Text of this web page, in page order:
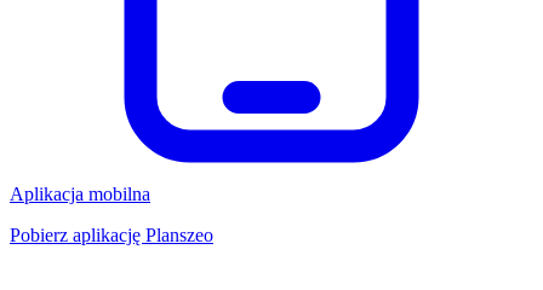
Aplikacja mobilna
Pobierz aplikację Planszeo